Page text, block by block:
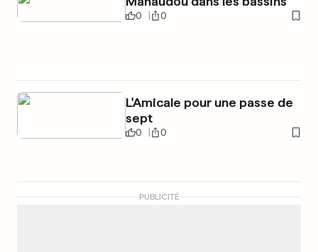
0 0
L'Amicale pour une passe de
sept
0 0
PUBLICITÉ